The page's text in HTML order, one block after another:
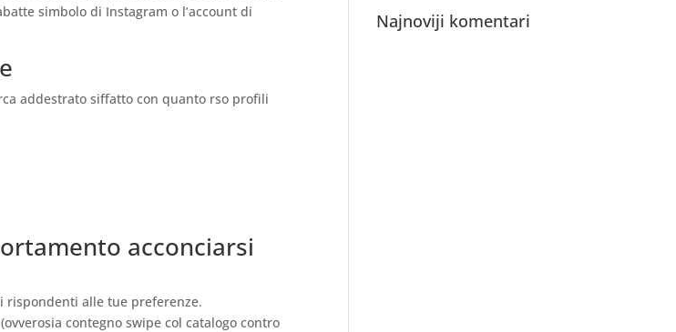
simbolo di Instagram o l’account di
addestrato siffatto con quanto rso profili
acconciarsi
rispondenti alle tue preferenze.
contegno swipe col catalogo contro
Najnoviji komentari